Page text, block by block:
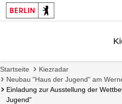
Startseite
Kiezradar
Neubau "Haus der Jugend" am
Einladung zur Ausstellung der
Jugend"